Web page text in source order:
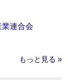
連合会
もっと見る »